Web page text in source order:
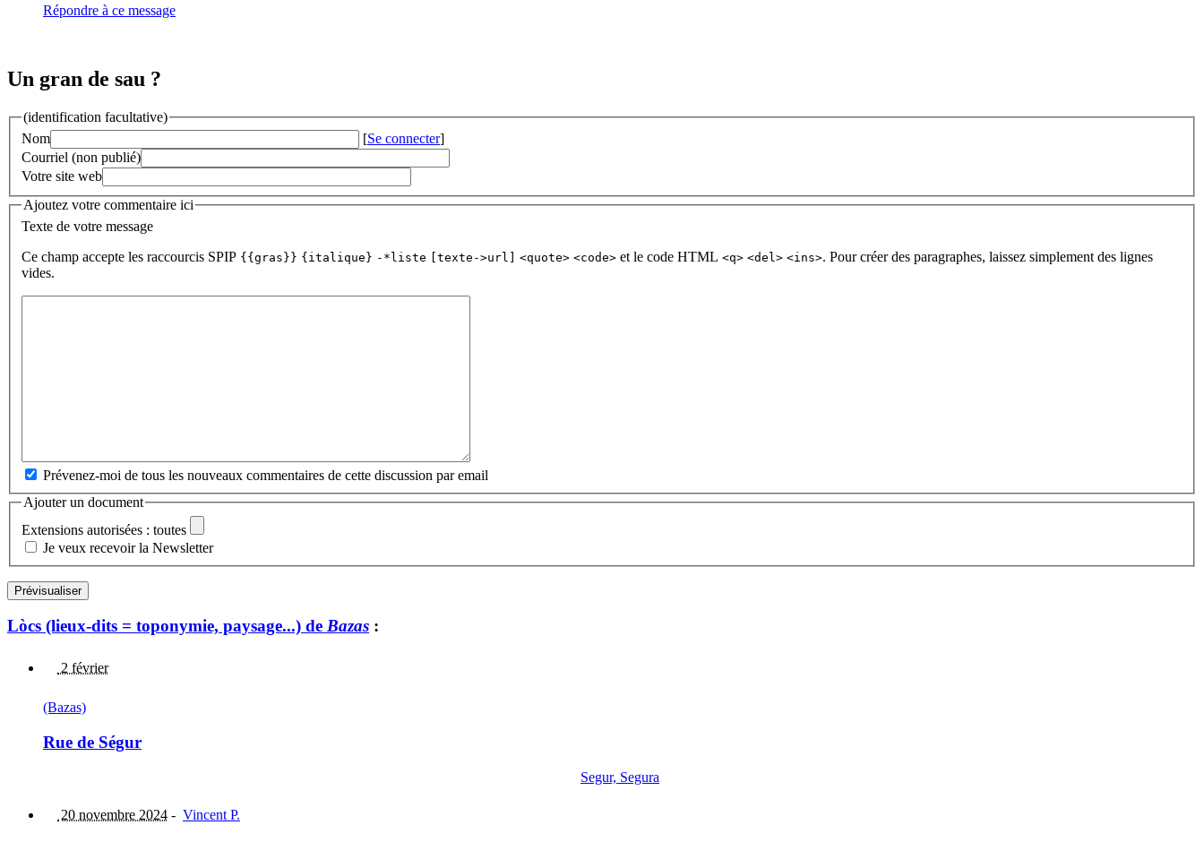
Répondre à ce message
Un gran de sau ?
(identification facultative)
Nom
[Se connecter]
Courriel (non publié)
Votre site web
Ajoutez votre commentaire ici
Texte de votre message
Ce champ accepte les raccourcis SPIP {{gras}} {italique} -*liste [texte->url] <quote> <code> et le code HTML <q> <del> <ins>. Pour créer des paragraphes, laissez simplement des lignes
vides.
Prévenez-moi de tous les nouveaux commentaires de cette discussion par email
Ajouter un document
Extensions autorisées : toutes
Je veux recevoir la Newsletter
Lòcs (lieux-dits = toponymie, paysage...) de Bazas :
2 février
(Bazas)
Rue de Ségur
Segur, Segura
20 novembre 2024 - Vincent P.